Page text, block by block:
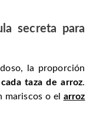
secreta para
la proporción
taza de arroz.
mariscos o el arroz